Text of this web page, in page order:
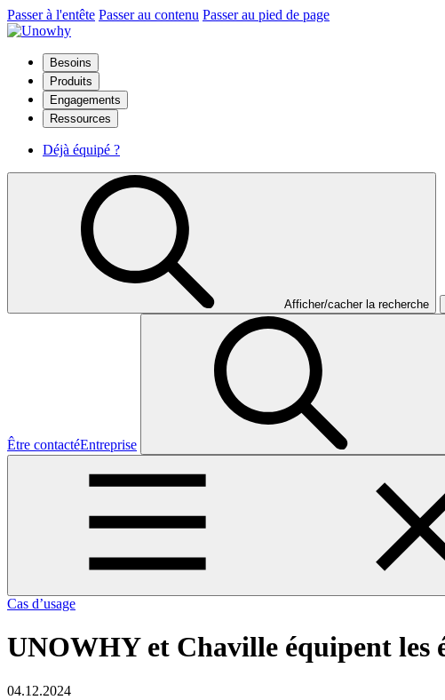
Passer à l'entête Passer au contenu Passer au pied de page
Besoins
Produits
Engagements
Ressources
Déjà équipé ?
Afficher/cacher la recherche
Être contactéEntreprise
Cas d’usage
UNOWHY et Chaville équipent les
04.12.2024